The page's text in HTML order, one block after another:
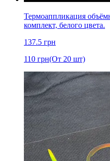
Термоаппликация
комплект, белого цвета.
137.5 грн
110 грн(От 20 шт)